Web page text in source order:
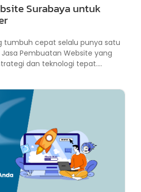
Surabaya untuk
tumbuh cepat selalu punya satu
Pembuatan Website yang
dan teknologi tepat....